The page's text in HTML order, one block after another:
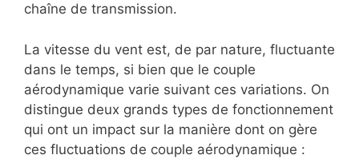
chaîne de transmission.
La vitesse du vent est, de par nature, fluctuante
dans le temps, si bien que le couple
aérodynamique varie suivant ces variations. On
distingue deux grands types de fonctionnement
qui ont un impact sur la manière dont on gère
ces fluctuations de couple aérodynamique :